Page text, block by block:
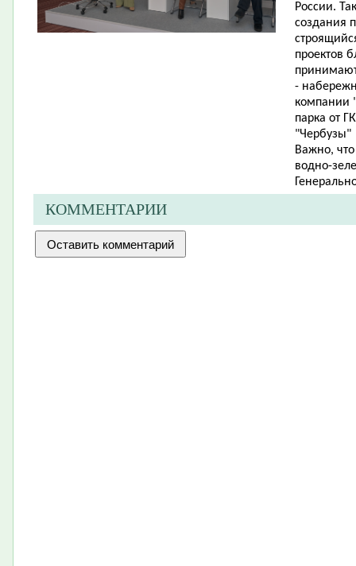
России.
создания
проектов
-
компании
парка от
"Чербузы"
Важно,
водно-
КОММЕНТАРИИ